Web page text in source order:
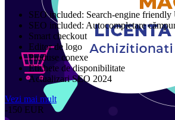
SEO included: Search-engine
SEO included: Autocompletare
Smart checkout
Editor de logo
Produse conexe
Etichete de disponibilitate
Actualizari SEO 2024
Vezi mai mult
-150 EUR